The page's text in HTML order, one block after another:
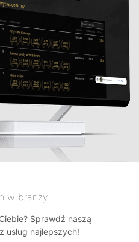
w branży
Sprawdź naszą
usług najlepszych!